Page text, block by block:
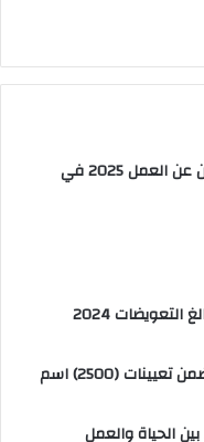
رابط استمارة العاطلين عن العمل 2025 في
2024
(2500) اسم
الحياة والعمل